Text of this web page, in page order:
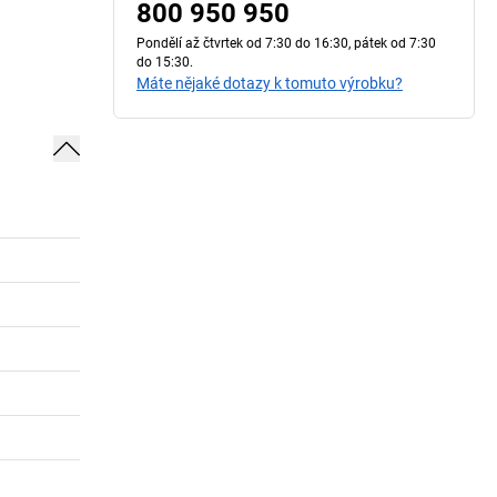
800 950 950
Pondělí až čtvrtek od 7:30 do 16:30, pátek od 7:30
do 15:30.
Máte nějaké dotazy k tomuto výrobku?